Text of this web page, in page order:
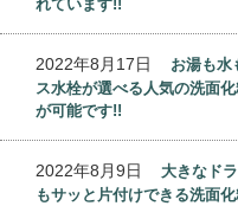
れています!!
2022年8月17日 お湯も水
ス水栓が選べる人気の洗面
が可能です!!
2022年8月9日 大きなド
もサッと片付けできる洗面